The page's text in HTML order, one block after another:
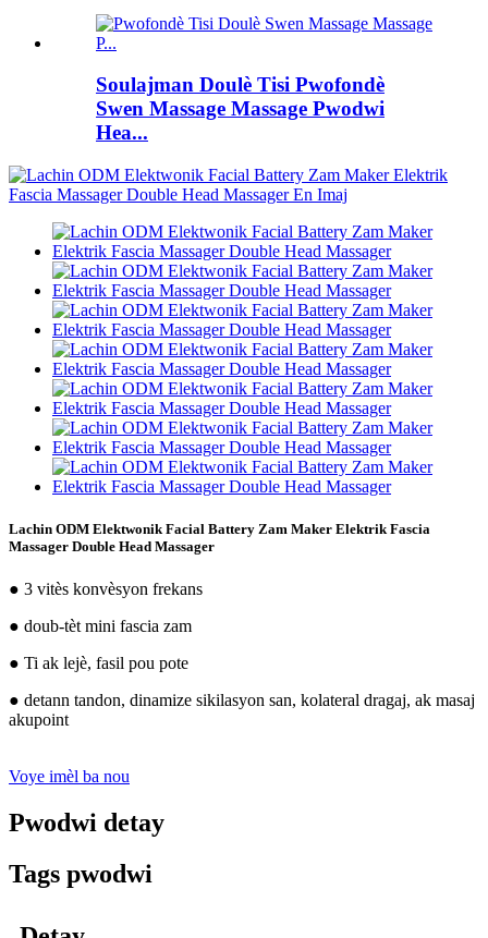
Soulajman Doulè Tisi Pwofondè
Swen Massage Massage Pwodwi
Hea...
Lachin ODM Elektwonik Facial Battery Zam Maker Elektrik Fascia
Massager Double Head Massager
● 3 vitès konvèsyon frekans
● doub-tèt mini fascia zam
● Ti ak lejè, fasil pou pote
● detann tandon, dinamize sikilasyon san, kolateral dragaj, ak masaj
akupoint
Voye imèl ba nou
Pwodwi detay
Tags pwodwi